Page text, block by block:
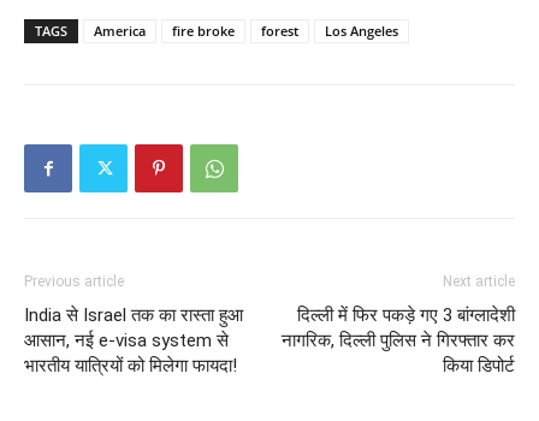
TAGS America fire broke forest Los Angeles
Previous article
India से Israel तक का रास्ता हुआ
आसान, नई e-visa system से
भारतीय यात्रियों को मिलेगा फायदा!
Next article
दिल्ली में फिर पकड़े गए 3 बांग्लादेशी
नागरिक, दिल्ली पुलिस ने गिरफ्तार कर
किया डिपोर्ट